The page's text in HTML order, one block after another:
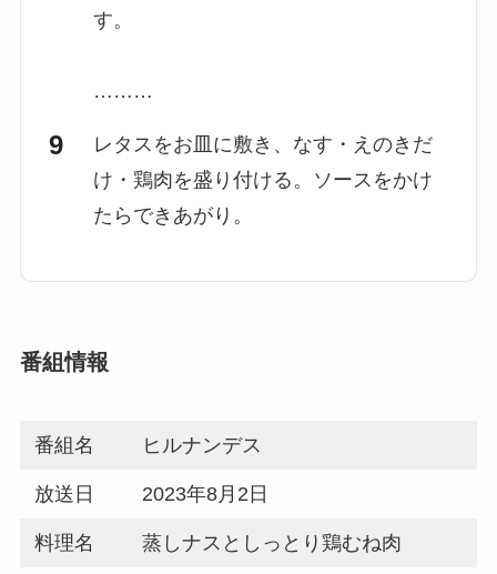
す。
………
レタスをお皿に敷き、なす・えのきだ
け・鶏肉を盛り付ける。ソースをかけ
たらできあがり。
番組情報
番組名 ヒルナンデス
放送日 2023年8月2日
料理名 蒸しナスとしっとり鶏むね肉